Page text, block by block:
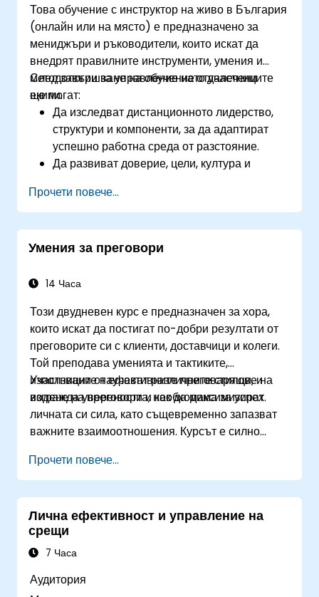
Това обучение с инструктор на живо в България
(онлайн или на място) е предназначено за
мениджъри и ръководители, които искат да
внедрят правилните инструменти, умения и
методологии за управление на отдалечени
екипи.
След завършване на обучението участниците
ще могат:
Да изследват дистанционното лидерство,
структури и компоненти, за да адаптират
успешно работна среда от разстояние.
Да развиват доверие, цели, култура и
продуктивен отдалечен екип.
Да използват съществуващи инструменти и
технологии за подобряване на виртуалната
комуникация и колаборация.
управление на проекти, за да измерват
Прочети повече...
Умения за преговори
14 Часа
Този двудневен курс е предназначен за хора,
които искат да постигат по-добри резултати от
преговорите си с клиенти, доставчици и колеги.
Той преподава уменията и тактиките,
използвани от ефективните преговарящи, и
изгражда увереността, необходима за успех.
Участниците научават различните стилове на
водене на преговори и как да максимизират
личната си сила, като същевременно запазват
важните взаимоотношения. Курсът е силно
коучинг и упражнения.
Прочети повече...
Лична ефективност и управление на
срещи
7 Часа
Аудитория